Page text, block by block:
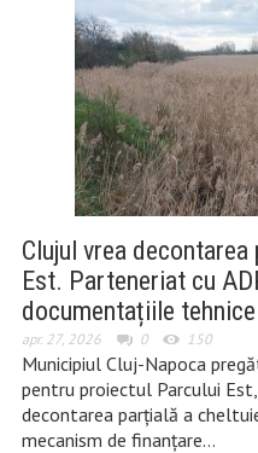
Clujul vrea
Est. Parteneriat cu
documentațiile tehnice
apr. 27, 2026 0 150
Municipiul Cluj-Napoca
pentru proiectul Parcului
decontarea parțială a
mecanism de finanțare…